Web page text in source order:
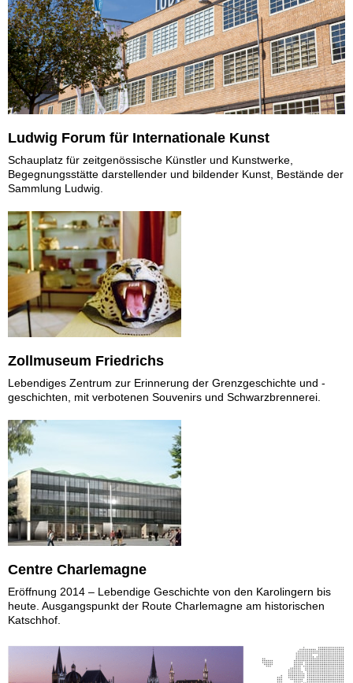
Ludwig Forum für Internationale Kunst
Schauplatz für zeitgenössische Künstler und Kunstwerke,
Begegnungsstätte darstellender und bildender Kunst, Bestände der
Sammlung Ludwig.
Zollmuseum Friedrichs
Lebendiges Zentrum zur Erinnerung der Grenzgeschichte und -
geschichten, mit verbotenen Souvenirs und Schwarzbrennerei.
Centre Charlemagne
Eröffnung 2014 – Lebendige Geschichte von den Karolingern bis
heute. Ausgangspunkt der Route Charlemagne am historischen
Katschhof.